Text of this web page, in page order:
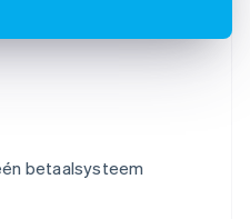
betaalsysteem